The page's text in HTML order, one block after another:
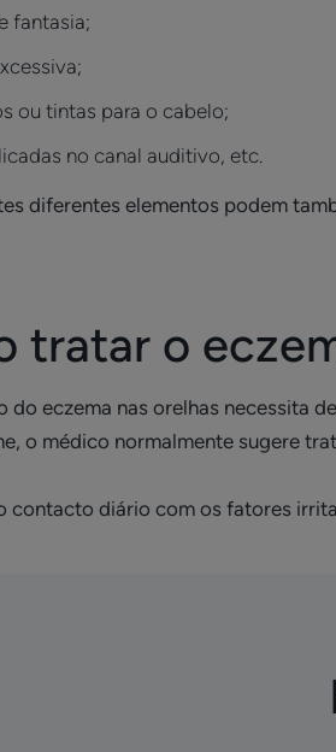
fantasia;
ou tintas para o cabelo;
no canal auditivo, etc.
diferentes elementos podem
tratar o
do eczema nas orelhas necessita
o médico normalmente sugere
contacto diário com os fatores